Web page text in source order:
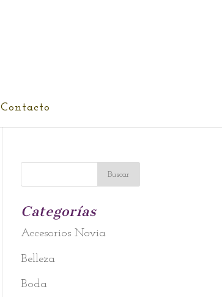
Contacto
Categorías
Accesorios Novia
Belleza
Boda